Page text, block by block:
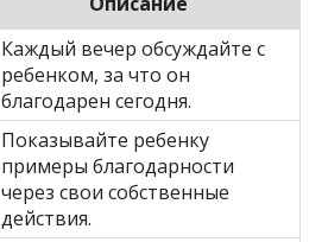
Каждый вечер обсуждайте с
ребенком, за что он
благодарен сегодня.
Показывайте ребенку
примеры благодарности
через свои собственные
действия.